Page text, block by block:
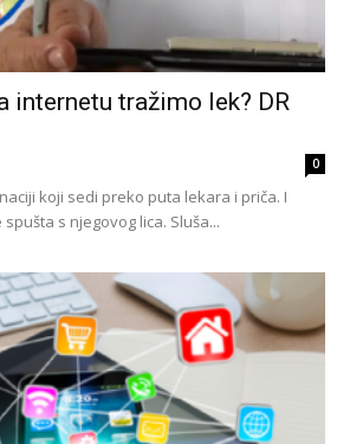
internetu tražimo lek? DR
0
koji sedi preko puta lekara i priča. I
s njegovog lica. Sluša...